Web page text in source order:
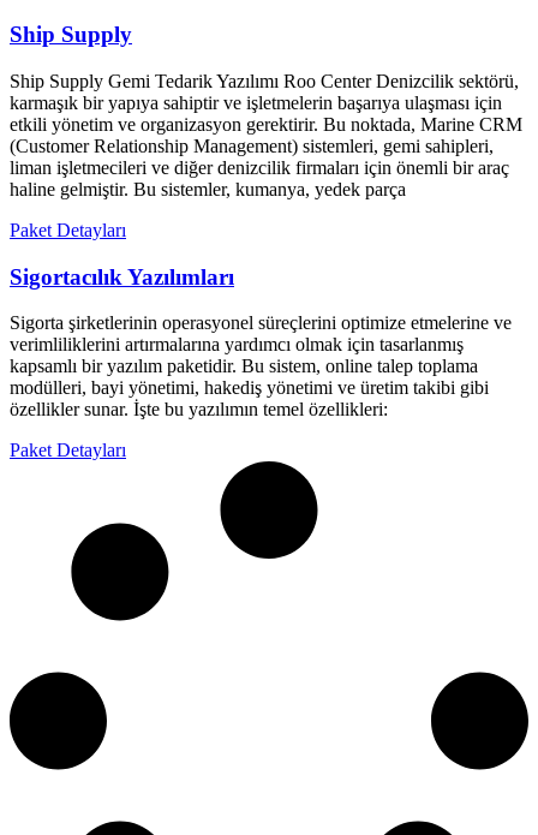
Ship Supply
Ship Supply Gemi Tedarik Yazılımı Roo Center Denizcilik sektörü,
karmaşık bir yapıya sahiptir ve işletmelerin başarıya ulaşması için
etkili yönetim ve organizasyon gerektirir. Bu noktada, Marine CRM
(Customer Relationship Management) sistemleri, gemi sahipleri,
liman işletmecileri ve diğer denizcilik firmaları için önemli bir araç
haline gelmiştir. Bu sistemler, kumanya, yedek parça
Paket Detayları
Sigortacılık Yazılımları
Sigorta şirketlerinin operasyonel süreçlerini optimize etmelerine ve
verimliliklerini artırmalarına yardımcı olmak için tasarlanmış
kapsamlı bir yazılım paketidir. Bu sistem, online talep toplama
modülleri, bayi yönetimi, hakediş yönetimi ve üretim takibi gibi
özellikler sunar. İşte bu yazılımın temel özellikleri:
Paket Detayları